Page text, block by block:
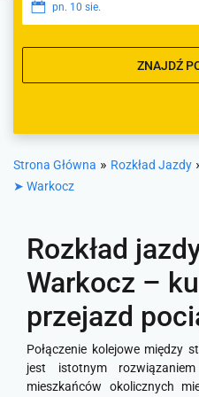
pn. 10 sie.
ZNAJDŹ
Strona Główna » Rozkład Jazdy
➤ Warkocz
Rozkład
Warkocz –
przejazd
Połączenie kolejowe między
jest istotnym
mieszkańców okolicznych